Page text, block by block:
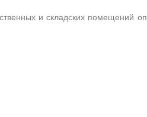
и складских помещений